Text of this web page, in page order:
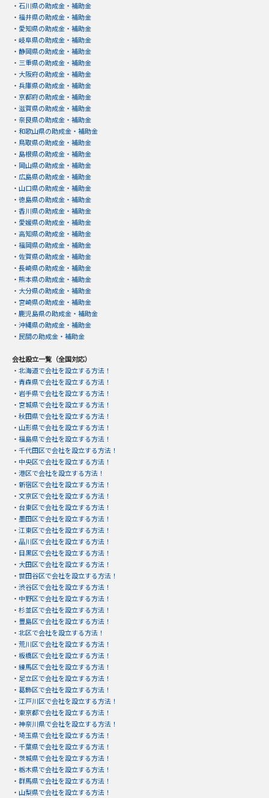
・ 石川県の助成金・補助金
・ 福井県の助成金・補助金
・ 愛知県の助成金・補助金
・ 岐阜県の助成金・補助金
・ 静岡県の助成金・補助金
・ 三重県の助成金・補助金
・ 大阪府の助成金・補助金
・ 兵庫県の助成金・補助金
・ 京都府の助成金・補助金
・ 滋賀県の助成金・補助金
・ 奈良県の助成金・補助金
・ 和歌山県の助成金・補助金
・ 鳥取県の助成金・補助金
・ 島根県の助成金・補助金
・ 岡山県の助成金・補助金
・ 広島県の助成金・補助金
・ 山口県の助成金・補助金
・ 徳島県の助成金・補助金
・ 香川県の助成金・補助金
・ 愛媛県の助成金・補助金
・ 高知県の助成金・補助金
・ 福岡県の助成金・補助金
・ 佐賀県の助成金・補助金
・ 長崎県の助成金・補助金
・ 熊本県の助成金・補助金
・ 大分県の助成金・補助金
・ 宮崎県の助成金・補助金
・ 鹿児島県の助成金・補助金
・ 沖縄県の助成金・補助金
・ 民間の助成金・補助金
会社設立一覧（全国対応）
・ 北海道で会社を設立する方法！
・ 青森県で会社を設立する方法！
・ 岩手県で会社を設立する方法！
・ 宮城県で会社を設立する方法！
・ 秋田県で会社を設立する方法！
・ 山形県で会社を設立する方法！
・ 福島県で会社を設立する方法！
・ 千代田区で会社を設立する方法！
・ 中央区で会社を設立する方法！
・ 港区で会社を設立する方法！
・ 新宿区で会社を設立する方法！
・ 文京区で会社を設立する方法！
・ 台東区で会社を設立する方法！
・ 墨田区で会社を設立する方法！
・ 江東区で会社を設立する方法！
・ 品川区で会社を設立する方法！
・ 目黒区で会社を設立する方法！
・ 大田区で会社を設立する方法！
・ 世田谷区で会社を設立する方法！
・ 渋谷区で会社を設立する方法！
・ 中野区で会社を設立する方法！
・ 杉並区で会社を設立する方法！
・ 豊島区で会社を設立する方法！
・ 北区で会社を設立する方法！
・ 荒川区で会社を設立する方法！
・ 板橋区で会社を設立する方法！
・ 練馬区で会社を設立する方法！
・ 足立区で会社を設立する方法！
・ 葛飾区で会社を設立する方法！
・ 江戸川区で会社を設立する方法！
・ 東京都で会社を設立する方法！
・ 神奈川県で会社を設立する方法！
・ 埼玉県で会社を設立する方法！
・ 千葉県で会社を設立する方法！
・ 茨城県で会社を設立する方法！
・ 栃木県で会社を設立する方法！
・ 群馬県で会社を設立する方法！
・ 山梨県で会社を設立する方法！